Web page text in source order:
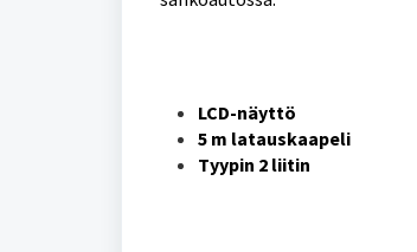
LCD-näyttö
5 m latauskaapeli
Tyypin 2 liitin